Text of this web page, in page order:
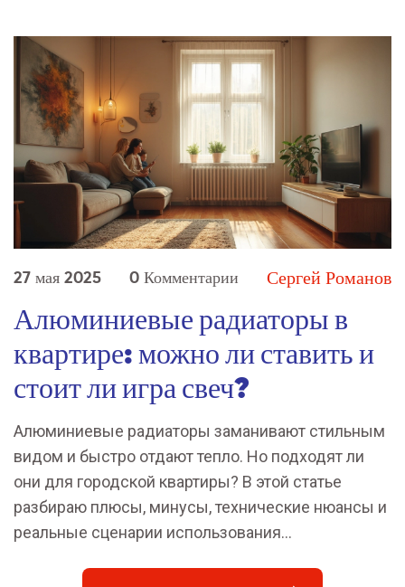
27 мая 2025 0 Комментарии Сергей Романов
Алюминиевые радиаторы в
квартире: можно ли ставить и
стоит ли игра свеч?
Алюминиевые радиаторы заманивают стильным
видом и быстро отдают тепло. Но подходят ли
они для городской квартиры? В этой статье
разбираю плюсы, минусы, технические нюансы и
реальные сценарии использования
домах. Даю советы, как избежать типичных